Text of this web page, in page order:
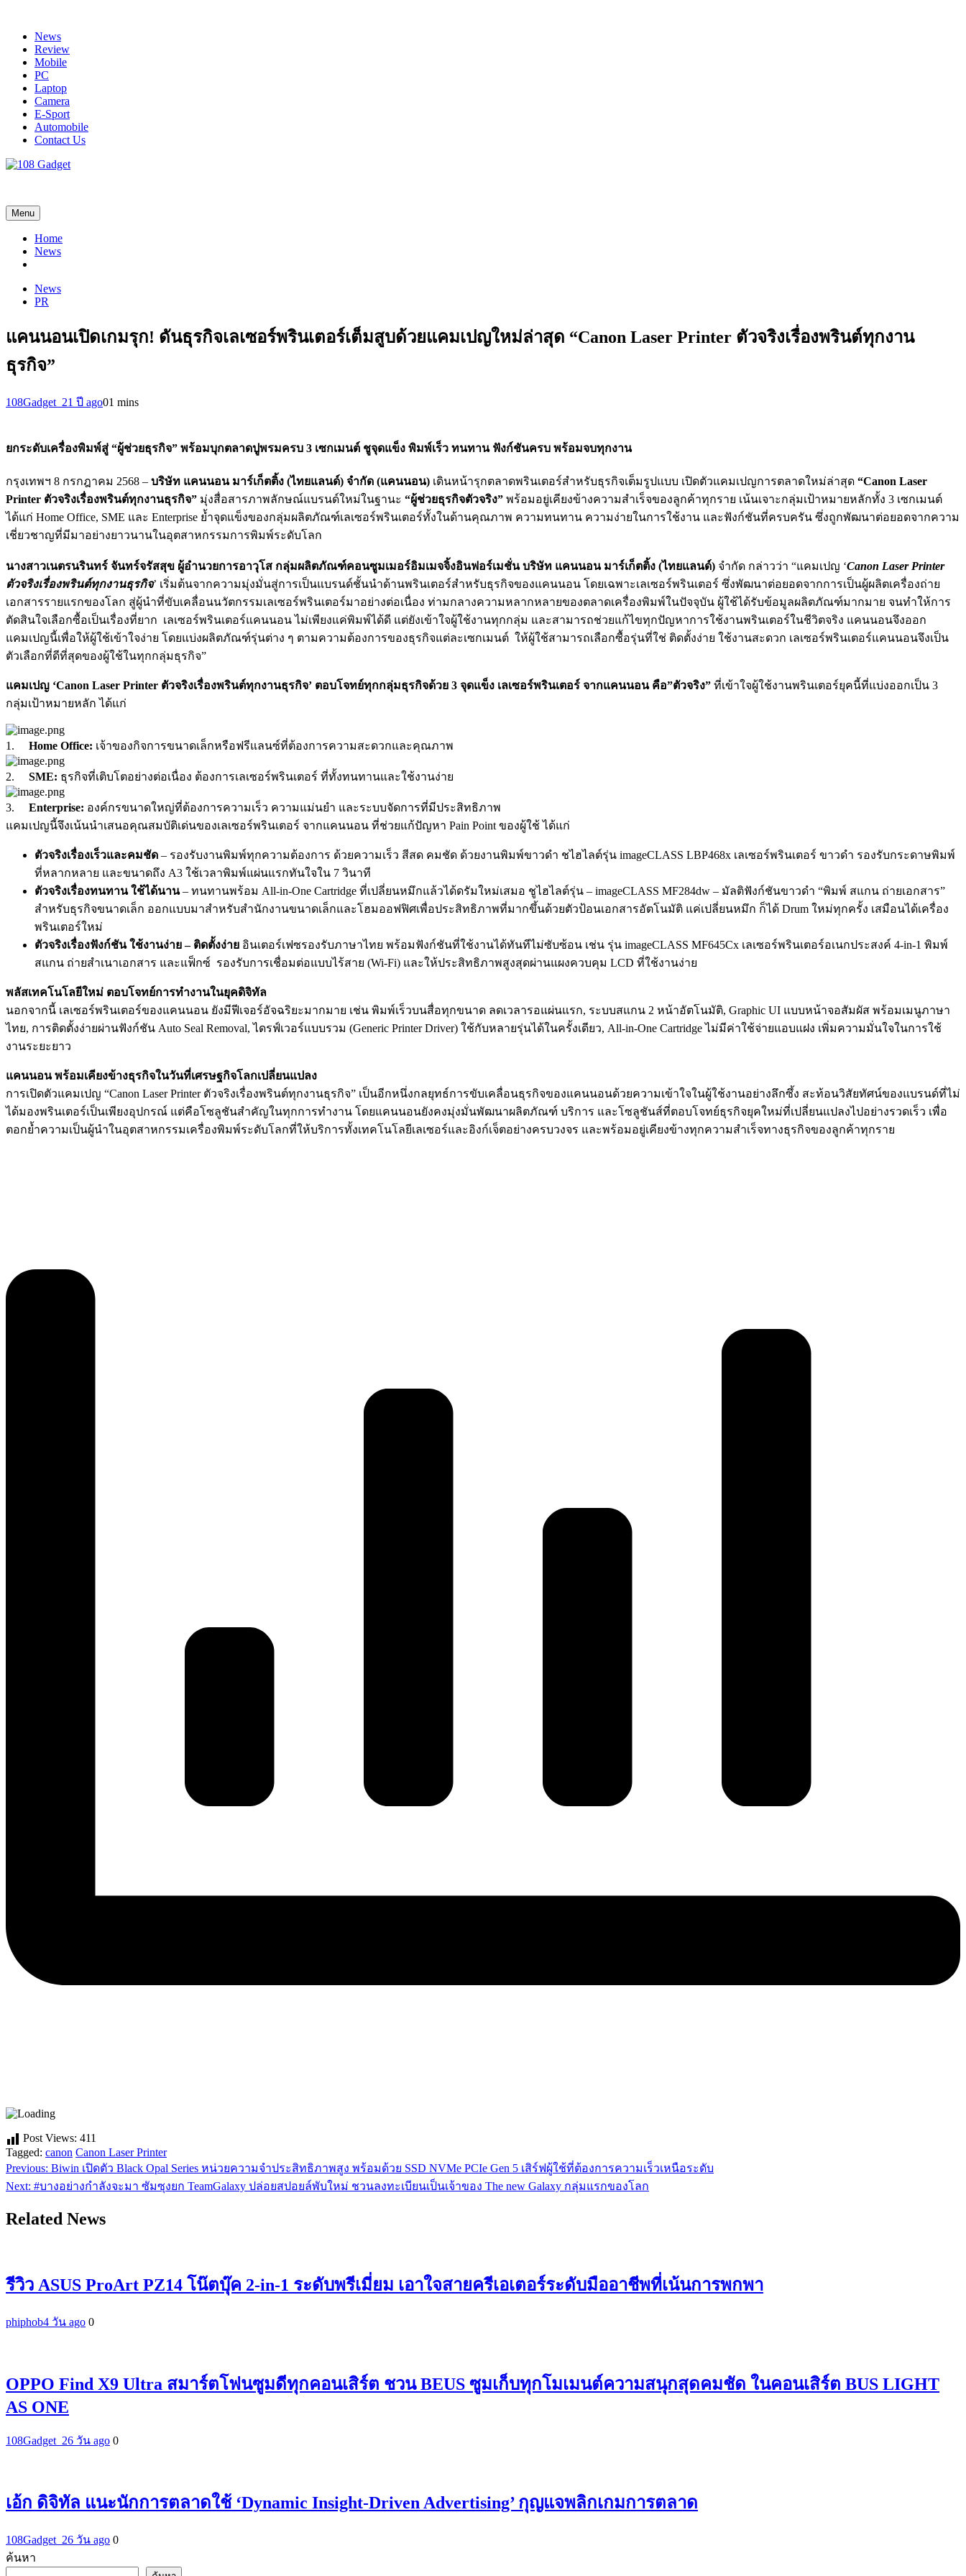
contentNews
Review
Mobile
PC
Laptop
Camera
E-Sport
Automobile
Contact Us
Menu
Home
News
News
PR
แคนนอนเปิดเกมรุก! ดันธุรกิจเลเซอร์พรินเตอร์เต็มสูบด้วยแคมเปญใหม่ล่าสุด “Canon Laser Printer ตัวจริงเรื่องพรินต์ทุกงาน
ธุรกิจ”
108Gadget_21 ปี ago01 mins
ยกระดับเครื่องพิมพ์สู่ “ผู้ช่วยธุรกิจ” พร้อมบุกตลาดปูพรมครบ 3 เซกเมนต์ ชูจุดแข็ง พิมพ์เร็ว ทนทาน ฟังก์ชันครบ พร้อมจบทุกงาน
กรุงเทพฯ 8 กรกฎาคม 2568 – บริษัท แคนนอน มาร์เก็ตติ้ง (ไทยแลนด์) จำกัด (แคนนอน) เดินหน้ารุกตลาดพรินเตอร์สำหรับธุรกิจเต็มรูปแบบ เปิดตัวแคมเปญการตลาดใหม่ล่าสุด “Canon Laser
Printer ตัวจริงเรื่องพรินต์ทุกงานธุรกิจ” มุ่งสื่อสารภาพลักษณ์แบรนด์ใหม่ในฐานะ “ผู้ช่วยธุรกิจตัวจริง” พร้อมอยู่เคียงข้างความสำเร็จของลูกค้าทุกราย เน้นเจาะกลุ่มเป้าหมายหลักทั้ง 3 เซกเมนต์
ได้แก่ Home Office, SME และ Enterprise ย้ำจุดแข็งของกลุ่มผลิตภัณฑ์เลเซอร์พรินเตอร์ทั้งในด้านคุณภาพ ความทนทาน ความง่ายในการใช้งาน และฟังก์ชันที่ครบครัน ซึ่งถูกพัฒนาต่อยอดจากความ
เชี่ยวชาญที่มีมาอย่างยาวนานในอุตสาหกรรมการพิมพ์ระดับโลก
นางสาวเนตรนรินทร์ จันทร์จรัสสุข ผู้อำนวยการอาวุโส กลุ่มผลิตภัณฑ์คอนซูมเมอร์อิมเมจจิ้งอินฟอร์เมชั่น บริษัท แคนนอน มาร์เก็ตติ้ง (ไทยแลนด์) จำกัด กล่าวว่า “แคมเปญ ‘Canon Laser Printer
ตัวจริงเรื่องพรินต์ทุกงานธุรกิจ’ เริ่มต้นจากความมุ่งมั่นสู่การเป็นแบรนด์ชั้นนำด้านพรินเตอร์สำหรับธุรกิจของแคนนอน โดยเฉพาะเลเซอร์พรินเตอร์ ซึ่งพัฒนาต่อยอดจากการเป็นผู้ผลิตเครื่องถ่าย
เอกสารรายแรกของโลก สู่ผู้นำที่ขับเคลื่อนนวัตกรรมเลเซอร์พรินเตอร์มาอย่างต่อเนื่อง ท่ามกลางความหลากหลายของตลาดเครื่องพิมพ์ในปัจจุบัน ผู้ใช้ได้รับข้อมูลผลิตภัณฑ์มากมาย จนทำให้การ
ตัดสินใจเลือกซื้อเป็นเรื่องที่ยาก เลเซอร์พรินเตอร์แคนนอน ไม่เพียงแค่พิมพ์ได้ดี แต่ยังเข้าใจผู้ใช้งานทุกกลุ่ม และสามารถช่วยแก้ไขทุกปัญหาการใช้งานพรินเตอร์ในชีวิตจริง แคนนอนจึงออก
แคมเปญนี้เพื่อให้ผู้ใช้เข้าใจง่าย โดยแบ่งผลิตภัณฑ์รุ่นต่าง ๆ ตามความต้องการของธุรกิจแต่ละเซกเมนต์ ให้ผู้ใช้สามารถเลือกซื้อรุ่นที่ใช่ ติดตั้งง่าย ใช้งานสะดวก เลเซอร์พรินเตอร์แคนนอนจึงเป็น
ตัวเลือกที่ดีที่สุดของผู้ใช้ในทุกกลุ่มธุรกิจ”
แคมเปญ ‘Canon Laser Printer ตัวจริงเรื่องพรินต์ทุกงานธุรกิจ’ ตอบโจทย์ทุกกลุ่มธุรกิจด้วย 3 จุดแข็ง เลเซอร์พรินเตอร์ จากแคนนอน คือ”ตัวจริง” ที่เข้าใจผู้ใช้งานพรินเตอร์ยุคนี้ที่แบ่งออกเป็น 3
กลุ่มเป้าหมายหลัก ได้แก่
1. Home Office: เจ้าของกิจการขนาดเล็กหรือฟรีแลนซ์ที่ต้องการความสะดวกและคุณภาพ
2. SME: ธุรกิจที่เติบโตอย่างต่อเนื่อง ต้องการเลเซอร์พรินเตอร์ ที่ทั้งทนทานและใช้งานง่าย
3. Enterprise: องค์กรขนาดใหญ่ที่ต้องการความเร็ว ความแม่นยำ และระบบจัดการที่มีประสิทธิภาพ
แคมเปญนี้จึงเน้นนำเสนอคุณสมบัติเด่นของเลเซอร์พรินเตอร์ จากแคนนอน ที่ช่วยแก้ปัญหา Pain Point ของผู้ใช้ ได้แก่
ตัวจริงเรื่องเร็วและคมชัด – รองรับงานพิมพ์ทุกความต้องการ ด้วยความเร็ว สีสด คมชัด ด้วยงานพิมพ์ขาวดำ ชไฮไลต์รุ่น imageCLASS LBP468x เลเซอร์พรินเตอร์ ขาวดำ รองรับกระดาษพิมพ์
ที่หลากหลาย และขนาดถึง A3 ใช้เวลาพิมพ์แผ่นแรกทันใจใน 7 วินาที
ตัวจริงเรื่องทนทาน ใช้ได้นาน– ทนทานพร้อม All-in-One Cartridge ที่เปลี่ยนหมึกแล้วได้ดรัมใหม่เสมอ ชูไฮไลต์รุ่น – imageCLASS MF284dw – มัลติฟังก์ชันขาวดํา “พิมพ์ สแกน ถ่ายเอกสาร”
สำหรับธุรกิจขนาดเล็ก ออกแบบมาสำหรับสำนักงานขนาดเล็กและโฮมออฟฟิศเพื่อประสิทธิภาพที่มากขึ้นด้วยตัวป้อนเอกสารอัตโนมัติ แค่เปลี่ยนหมึก ก็ได้ Drum ใหม่ทุกครั้ง เสมือนได้เครื่อง
พรินเตอร์ใหม่
ตัวจริงเรื่องฟังก์ชัน ใช้งานง่าย – ติดตั้งง่าย อินเตอร์เฟซรองรับภาษาไทย พร้อมฟังก์ชันที่ใช้งานได้ทันทีไม่ซับซ้อน เช่น รุ่น imageCLASS MF645Cx เลเซอร์พรินเตอร์อเนกประสงค์ 4-in-1 พิมพ์
สแกน ถ่ายสำเนาเอกสาร และแฟ็กซ์ รองรับการเชื่อมต่อแบบไร้สาย (Wi-Fi) และให้ประสิทธิภาพสูงสุดผ่านแผงควบคุม LCD ที่ใช้งานง่าย
พลัสเทคโนโลยีใหม่ ตอบโจทย์การทำงานในยุคดิจิทัล
นอกจากนี้ เลเซอร์พรินเตอร์ของแคนนอน ยังมีฟีเจอร์อัจฉริยะมากมาย เช่น พิมพ์เร็วบนสื่อทุกขนาด ลดเวลารอแผ่นแรก, ระบบสแกน 2 หน้าอัตโนมัติ, Graphic UI แบบหน้าจอสัมผัส พร้อมเมนูภาษา
ไทย, การติดตั้งง่ายผ่านฟังก์ชัน Auto Seal Removal, ไดรฟ์เวอร์แบบรวม (Generic Printer Driver) ใช้กับหลายรุ่นได้ในครั้งเดียว, All-in-One Cartridge ไม่มีค่าใช้จ่ายแอบแฝง เพิ่มความมั่นใจในการใช้
งานระยะยาว
แคนนอน พร้อมเคียงข้างธุรกิจในวันที่เศรษฐกิจโลกเปลี่ยนแปลง
การเปิดตัวแคมเปญ “Canon Laser Printer ตัวจริงเรื่องพรินต์ทุกงานธุรกิจ” เป็นอีกหนึ่งกลยุทธ์การขับเคลื่อนธุรกิจของแคนนอนด้วยความเข้าใจในผู้ใช้งานอย่างลึกซึ้ง สะท้อนวิสัยทัศน์ของแบรนด์ที่ไม่
ได้มองพรินเตอร์เป็นเพียงอุปกรณ์ แต่คือโซลูชันสำคัญในทุกการทำงาน โดยแคนนอนยังคงมุ่งมั่นพัฒนาผลิตภัณฑ์ บริการ และโซลูชันส์ที่ตอบโจทย์ธุรกิจยุคใหม่ที่เปลี่ยนแปลงไปอย่างรวดเร็ว เพื่อ
ตอกย้ำความเป็นผู้นำในอุตสาหกรรมเครื่องพิมพ์ระดับโลกที่ให้บริการทั้งเทคโนโลยีเลเซอร์และอิงก์เจ็ตอย่างครบวงจร และพร้อมอยู่เคียงข้างทุกความสำเร็จทางธุรกิจของลูกค้าทุกราย
Post Views: 411
Tagged: canon Canon Laser Printer
แนะแนว
Previous: Biwin เปิดตัว Black Opal Series หน่วยความจำประสิทธิภาพสูง พร้อมด้วย SSD NVMe PCIe Gen 5 เสิร์ฟผู้ใช้ที่ต้องการความเร็วเหนือระดับ
Next: #บางอย่างกำลังจะมา ซัมซุงยก TeamGalaxy ปล่อยสปอยล์พับใหม่ ชวนลงทะเบียนเป็นเจ้าของ The new Galaxy กลุ่มแรกของโลก
Related News
รีวิว ASUS ProArt PZ14 โน๊ตบุ๊ค 2-in-1 ระดับพรีเมี่ยม เอาใจสายครีเอเตอร์ระดับมืออาชีพที่เน้นการพกพา
phiphob4 วัน ago 0
OPPO Find X9 Ultra สมาร์ตโฟนซูมดีทุกคอนเสิร์ต ชวน BEUS ซูมเก็บทุกโมเมนต์ความสนุกสุดคมชัด ในคอนเสิร์ต BUS LIGHT
AS ONE
108Gadget_26 วัน ago 0
เอ้ก ดิจิทัล แนะนักการตลาดใช้ ‘Dynamic Insight-Driven Advertising’ กุญแจพลิกเกมการตลาด
108Gadget_26 วัน ago 0
ค้นหา